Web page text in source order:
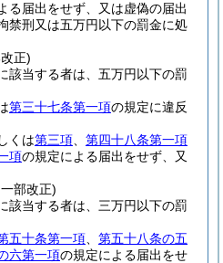
る届出をせず、又は虚偽の届出
禁刑又は五万円以下の罰金に処
正)
該当する者は、五万円以下の罰
第三十七条第一項の規定に違反
くは第三項
第四十八条第一項
項の規定による届出をせず、又
部改正)
該当する者は、三万円以下の罰
五十条第一項
第五十八条の五
六第一項の規定による届出をせ